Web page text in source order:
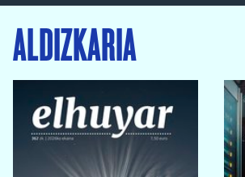
ALDIZKARIA